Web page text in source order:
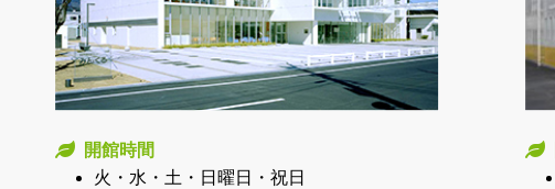
開館時間
火・水・土・日曜日・祝日